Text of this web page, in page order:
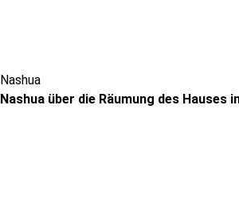
Nashua
Nashua über die Räumung des Hauses